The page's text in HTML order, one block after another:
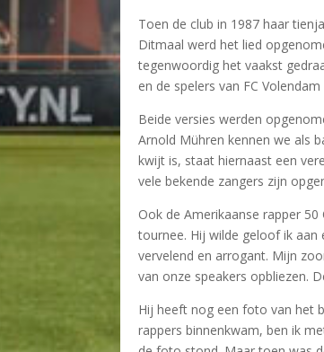
Toen de club in 1987 haar
Ditmaal werd het lied
tegenwoordig het vaakst
en de spelers van FC
Beide versies werden
Arnold Mühren kennen we als
kwijt is, staat hiernaast een
vele bekende zangers zijn
Ook de Amerikaanse rapper
tournee. Hij wilde geloof ik
vervelend en arrogant. Mijn
van onze speakers opbliezen.
Hij heeft nog een foto van het
rappers binnenkwam, ben ik